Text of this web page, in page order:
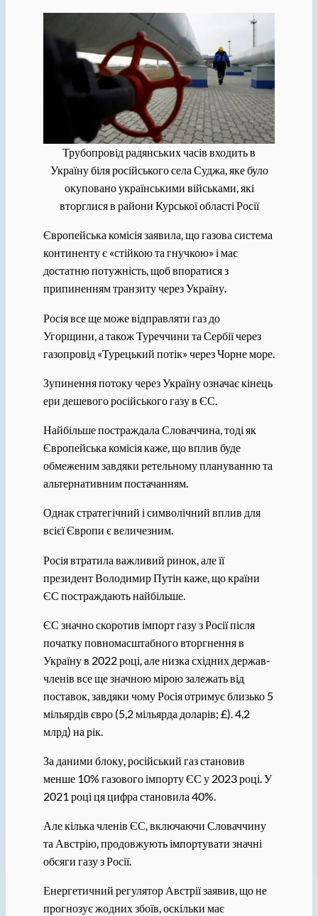
Трубопровід радянських часів входить в
Україну біля російського села Суджа, яке було
окуповано українськими військами, які
вторглися в райони Курської області Росії
Європейська комісія заявила, що газова система
континенту є «стійкою та гнучкою» і має
достатню потужність, щоб впоратися з
припиненням транзиту через Україну.
Росія все ще може відправляти газ до
Угорщини, а також Туреччини та Сербії через
газопровід «Турецький потік» через Чорне море.
Зупинення потоку через Україну означає кінець
ери дешевого російського газу в ЄС.
Найбільше постраждала Словаччина, тоді як
Європейська комісія каже, що вплив буде
обмеженим завдяки ретельному плануванню та
альтернативним постачанням.
Однак стратегічний і символічний вплив для
всієї Європи є величезним.
Росія втратила важливий ринок, але її
президент Володимир Путін каже, що країни
ЄС постраждають найбільше.
ЄС значно скоротив імпорт газу з Росії після
початку повномасштабного вторгнення в
Україну в 2022 році, але низка східних держав-
членів все ще значною мірою залежать від
поставок, завдяки чому Росія отримує близько 5
мільярдів євро (5,2 мільярда доларів; £). 4,2
млрд) на рік.
За даними блоку, російський газ становив
менше 10% газового імпорту ЄС у 2023 році. У
2021 році ця цифра становила 40%.
Але кілька членів ЄС, включаючи Словаччину
та Австрію, продовжують імпортувати значні
обсяги газу з Росії.
Енергетичний регулятор Австрії заявив, що не
прогнозує жодних збоїв, оскільки має